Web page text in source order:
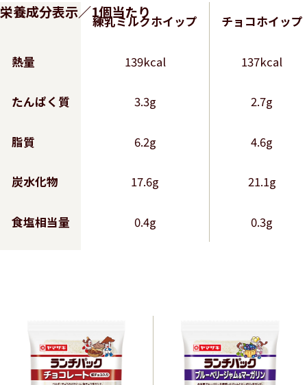
栄養成分表示／1個当たり
熱量
たんぱく質
脂質
炭水化物
食塩相当量
練乳ミルクホイップ
139kcal
3.3g
6.2g
17.6g
0.4g
チョコホイップ
137kcal
2.7g
4.6g
21.1g
0.3g